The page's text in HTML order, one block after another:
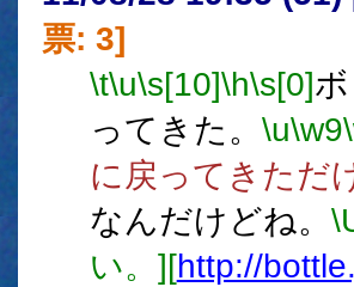
票: 3]
\t\u\s[10]\h\s[0]
ってきた。 \u\w9
に戻ってきただ
なんだけどね。
い。][http://